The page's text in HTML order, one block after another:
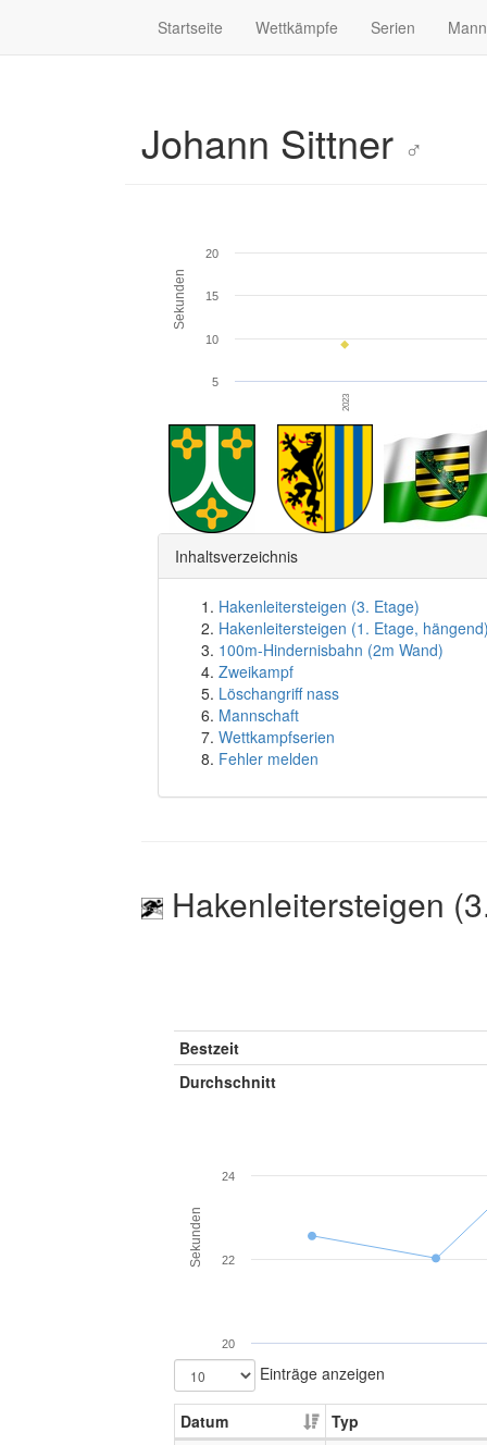
Startseite Wettkämpfe Serien
Johann Sittner ♂
Sekunden
2023
5
10
15
20
Inhaltsverzeichnis
Hakenleitersteigen (3. Etage)
Hakenleitersteigen (1. Etage,
100m-Hindernisbahn (2m Wand)
Zweikampf
Löschangriff nass
Mannschaft
Wettkampfserien
Fehler melden
Hakenleitersteigen
Bestzeit
Durchschnitt
Sekunden
20
22
24
Einträge anzeigen
Datum
Typ